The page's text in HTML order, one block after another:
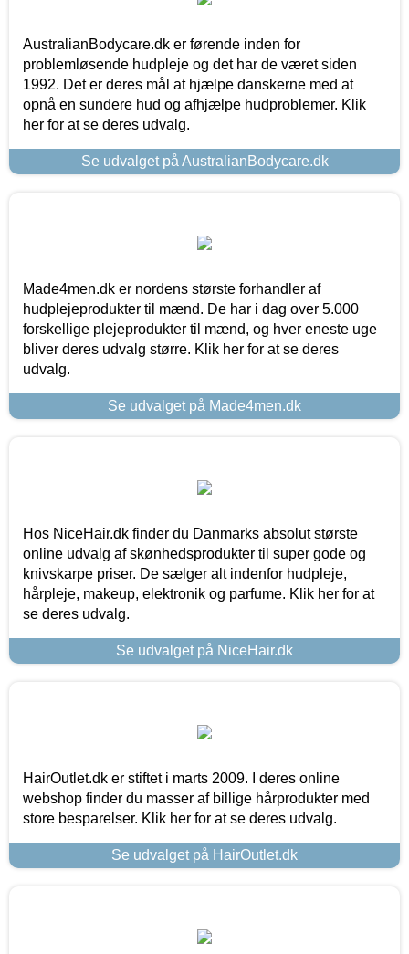
AustralianBodycare.dk er førende inden for
problemløsende hudpleje og det har de været siden
1992. Det er deres mål at hjælpe danskerne med at
opnå en sundere hud og afhjælpe hudproblemer. Klik
her for at se deres udvalg.
Se udvalget på AustralianBodycare.dk
Made4men.dk er nordens største forhandler af
hudplejeprodukter til mænd. De har i dag over 5.000
forskellige plejeprodukter til mænd, og hver eneste uge
bliver deres udvalg større. Klik her for at se deres
udvalg.
Se udvalget på Made4men.dk
Hos NiceHair.dk finder du Danmarks absolut største
online udvalg af skønhedsprodukter til super gode og
knivskarpe priser. De sælger alt indenfor hudpleje,
hårpleje, makeup, elektronik og parfume. Klik her for at
se deres udvalg.
Se udvalget på NiceHair.dk
HairOutlet.dk er stiftet i marts 2009. I deres online
webshop finder du masser af billige hårprodukter med
store besparelser. Klik her for at se deres udvalg.
Se udvalget på HairOutlet.dk